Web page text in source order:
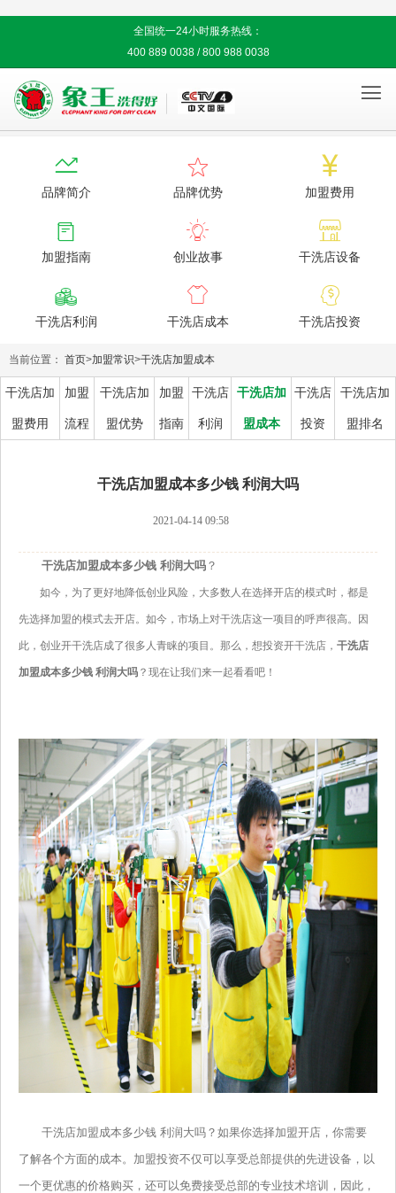
全国统一24小时服务热线：
400 889 0038 / 800 988 0038


品牌简介

品牌优势

加盟费用

加盟指南

创业故事

干洗店设备

干洗店利润

干洗店成本

干洗店投资
当前位置： 首页>加盟常识>干洗店加盟成本
干洗店加
盟费用
加盟
流程
干洗店加
盟优势
加盟
指南
干洗店
利润
干洗店加
盟成本
干洗店
投资
干洗店加
盟排名
干洗店加盟成本多少钱 利润大吗
2021-04-14 09:58
干洗店加盟成本多少钱 利润大吗 ？
如今，为了更好地降低创业风险，大多数人在选择开店的模式时，都是
先选择加盟的模式去开店。如今，市场上对干洗店这一项目的呼声很高。因
此，创业开干洗店成了很多人青睐的项目。那么，想投资开干洗店， 干洗店
加盟成本多少钱 利润大吗 ？现在让我们来一起看看吧！
干洗店加盟成本多少钱 利润大吗？如果你选择加盟开店，你需要
了解各个方面的成本。加盟投资不仅可以享受总部提供的先进设备，以
一个更优惠的价格购买，还可以免费接受总部的专业技术培训，因此，